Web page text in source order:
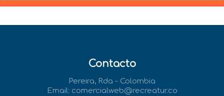
Contacto
Pereira, Rda - Colombia
Email: comercialweb@recreatur.co